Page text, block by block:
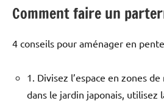
Comment faire un
4 conseils pour aménager en pente
1. Divisez l’espace en zones
dans le jardin japonais, utilisez